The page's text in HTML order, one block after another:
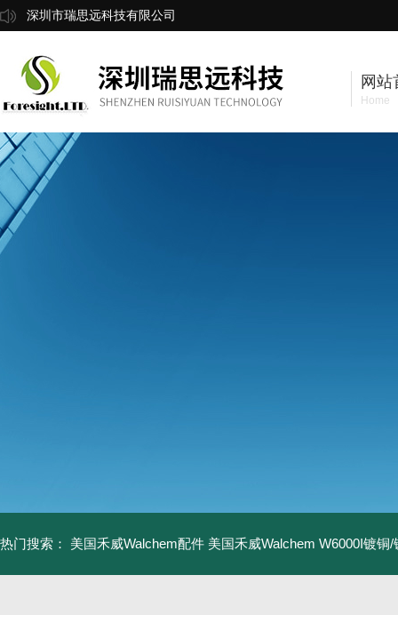
深圳市瑞思远科技有限公司
网站
Home
热门搜索： 美国禾威Walchem配件 美国禾威Walchem W6000I镀铜